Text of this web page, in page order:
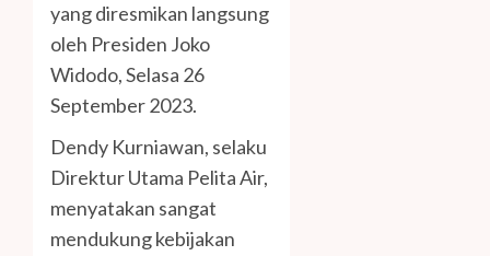
yang diresmikan langsung
oleh Presiden Joko
Widodo, Selasa 26
September 2023.
Dendy Kurniawan, selaku
Direktur Utama Pelita Air,
menyatakan sangat
mendukung kebijakan